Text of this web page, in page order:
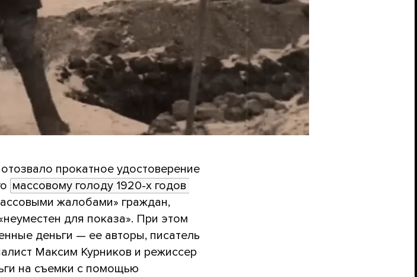
прокатное удостоверение
массовому голоду 1920-х годов
жалобами» граждан,
для показа». При этом
деньги — ее авторы, писатель
Максим Курников и режиссер
на съемки с помощью